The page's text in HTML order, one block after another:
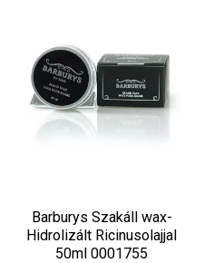
Barburys Szakáll wax-
Hidrolizált Ricinusolajjal
50ml 0001755